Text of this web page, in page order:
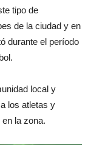
tipo de
de la ciudad y en
durante el período
local y
los atletas y
la zona.